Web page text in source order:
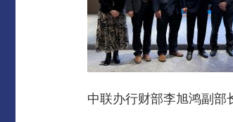
中联办行财部李旭鸿副部